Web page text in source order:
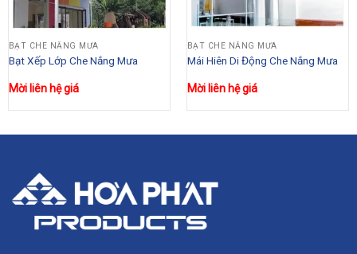
BẠT CHE NẮNG MƯA
Bạt Xếp Lớp Che Nắng Mưa
Mời liên hệ giá
BẠT CHE NẮNG MƯA
Mái Hiên Di Động Che Nắng Mưa
Mời liên hệ giá